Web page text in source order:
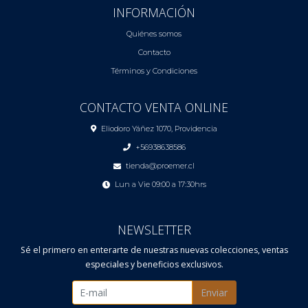
INFORMACIÓN
Quiénes somos
Contacto
Términos y Condiciones
CONTACTO VENTA ONLINE
Eliodoro Yáñez 1070, Providencia
+56938638586
tienda@proemer.cl
Lun a Vie 09:00 a 17:30hrs
NEWSLETTER
Sé el primero en enterarte de nuestras nuevas colecciones, ventas
especiales y beneficios exclusivos.
Enviar